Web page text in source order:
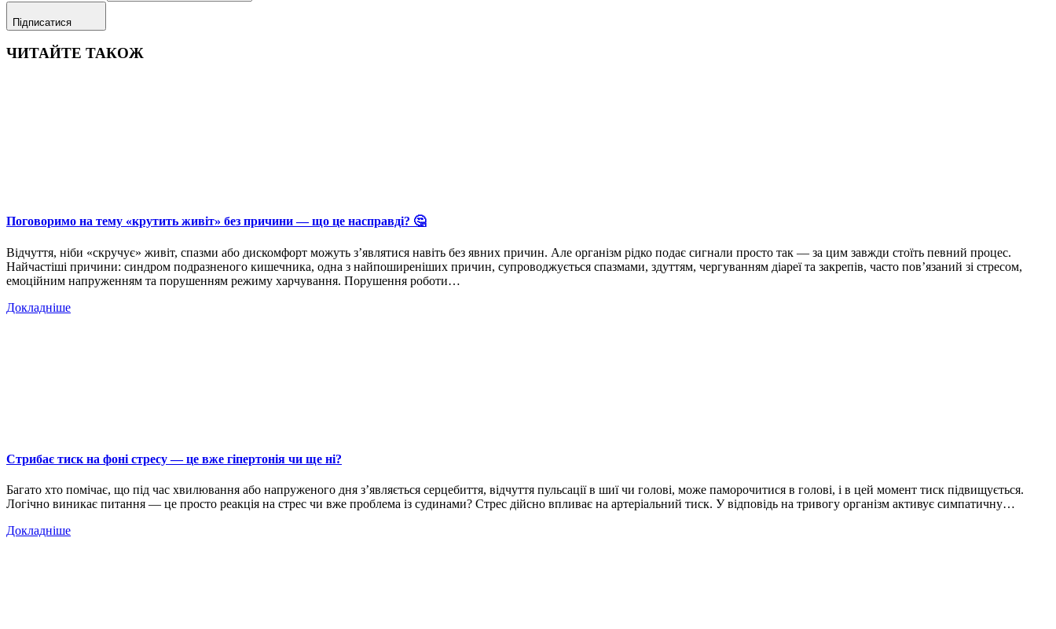
Підписатися
ЧИТАЙТЕ ТАКОЖ
Поговоримо на тему «крутить живіт» без причини — що це насправді? 🤔
Відчуття, ніби «скручує» живіт, спазми або дискомфорт можуть з’являтися навіть без явних причин. Але організм рідко подає сигнали просто так — за цим завжди стоїть певний процес.
Найчастіші причини: синдром подразненого кишечника, одна з найпоширеніших причин, супроводжується спазмами, здуттям, чергуванням діареї та закрепів, часто пов’язаний зі стресом,
емоційним напруженням та порушенням режиму харчування. Порушення роботи…
Докладніше
Стрибає тиск на фоні стресу — це вже гіпертонія чи ще ні?
Багато хто помічає, що під час хвилювання або напруженого дня з’являється серцебиття, відчуття пульсації в шиї чи голові, може паморочитися в голові, і в цей момент тиск підвищується.
Логічно виникає питання — це просто реакція на стрес чи вже проблема із судинами? Стрес дійсно впливає на артеріальний тиск. У відповідь на тривогу організм активує симпатичну…
Докладніше